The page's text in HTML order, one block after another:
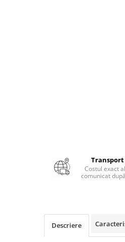
Vindecare Spirituala
Costul exact
comunicat
Descriere